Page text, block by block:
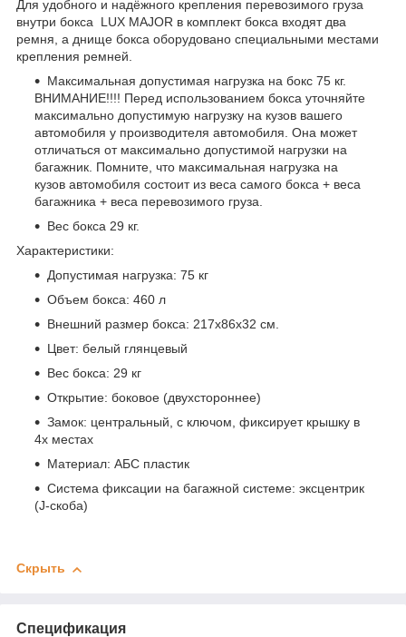
Для удобного и надёжного крепления перевозимого груза
внутри бокса LUX MAJOR в комплект бокса входят два
ремня, а днище бокса оборудовано специальными местами
крепления ремней.
Максимальная допустимая нагрузка на бокс 75 кг.
ВНИМАНИЕ!!!! Перед использованием бокса уточняйте
максимально допустимую нагрузку на кузов вашего
автомобиля у производителя автомобиля. Она может
отличаться от максимально допустимой нагрузки на
багажник. Помните, что максимальная нагрузка на
кузов автомобиля состоит из веса самого бокса + веса
багажника + веса перевозимого груза.
Вес бокса 29 кг.
Характеристики:
Допустимая нагрузка: 75 кг
Объем бокса: 460 л
Внешний размер бокса: 217х86х32 см.
Цвет: белый глянцевый
Вес бокса: 29 кг
Открытие: боковое (двухстороннее)
Замок: центральный, с ключом, фиксирует крышку в
4х местах
Материал: АБС пластик
Система фиксации на багажной системе: эксцентрик
(J-скоба)
Скрыть
Спецификация